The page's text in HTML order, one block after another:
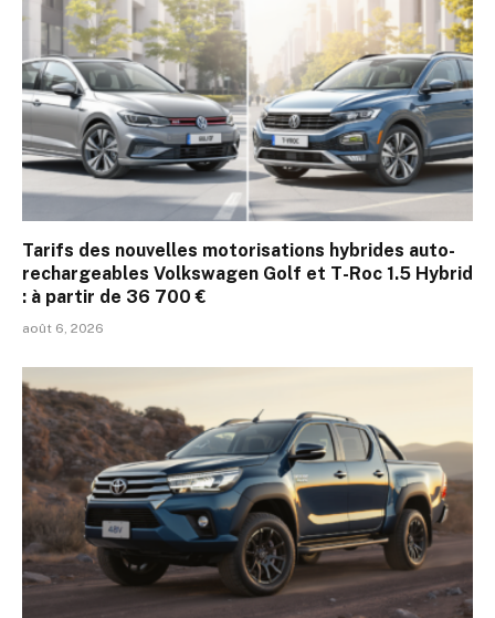
Tarifs des nouvelles motorisations hybrides auto-
rechargeables Volkswagen Golf et T-Roc 1.5 Hybrid
: à partir de 36 700 €
août 6, 2026